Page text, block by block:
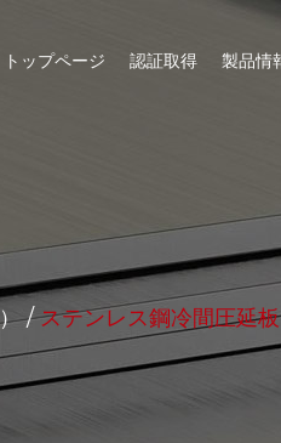
トップページ 認証取得 製品情
/ステンレス鋼冷間圧延板